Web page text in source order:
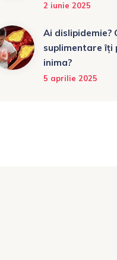
2 iunie 2025
Ai dislipidemie?
suplimentare îți
inima?
5 aprilie 2025